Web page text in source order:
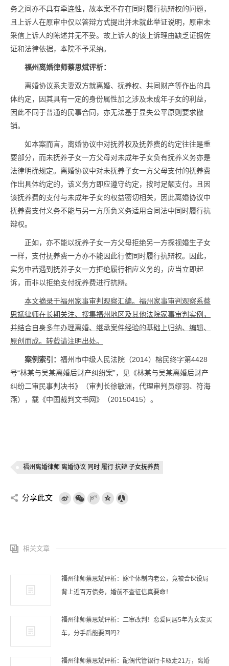
务之间亦不具有牵连性，故本案不存在同时履行抗辩权的问题，
且上诉人在原审中仅以答辩方式提出并未就此举证说明，原审未
采信上诉人的陈述并无不妥。故上诉人的该上诉理由缺乏证据佐
证和法律依据，本院不予采纳。
福州离婚律师蔡思斌评析：
离婚协议系夫妻双方就离婚、抚养权、共同财产等作出的具
体约定，因其具有一定的身份属性加之涉及未成年子女的利益，
因此不同于普通的民事合同，亦无法基于显失公平原则要求撤
销。
如本案而言，离婚协议中对抚养权及抚养费的约定往往是重
要部分，而未抚养子女一方父母对未成年子女负有抚养义务亦是
法律明确规定。离婚协议中对未抚养子女一方父母支付的抚养费
作出具体约定的，该义务方即应遵守约定，按时足额支付。且因
该抚养费的支付与未成年子女的权益密切相关，因此离婚协议中
抚养费支付义务不能与另一方所负义务适用合同法中同时履行抗
辩权。
正如，亦不能以抚养子女一方父母拒绝另一方探视婚生子女
一样，支付抚养费一方亦不能因此行使同时履行抗辩权。因此，
实务中若遇到抚养子女一方拒绝履行相应义务的，应当立即起
诉，而非以拒绝支付抚养费进行抗辩。
本文摘录于福州家事审判观察汇编。福州家事审判观察系蔡
思斌律师在长期关注、搜集福州地区及其他法院家事审判实例，
并结合自身多年办理离婚、继承案件经验的基础上归纳、编辑、
原创而成。转载请注明出处。
案例索引： 福州市中级人民法院（2014）榕民终字第4428
号“林某与吴某离婚后财产纠纷案”，见《林某与吴某离婚后财产
纠纷二审民事判决书》（审判长徐敏洲，代理审判员缪羽、符海
燕），载《中国裁判文书网》（20150415）。
福州离婚律师 离婚协议 同时 履行 抗辩 子女抚养费
分享此文
相关文章
福州律师蔡思斌评析：嫁个体制内老公，竟被合伙设局
背上近百万债务，婚前不查征信真要命！
福州律师蔡思斌评析：二审改判！恋爱同居5年为女友买
车，分手后能要回吗？
福州律师蔡思斌评析：配偶代管银行卡取走21万，离婚